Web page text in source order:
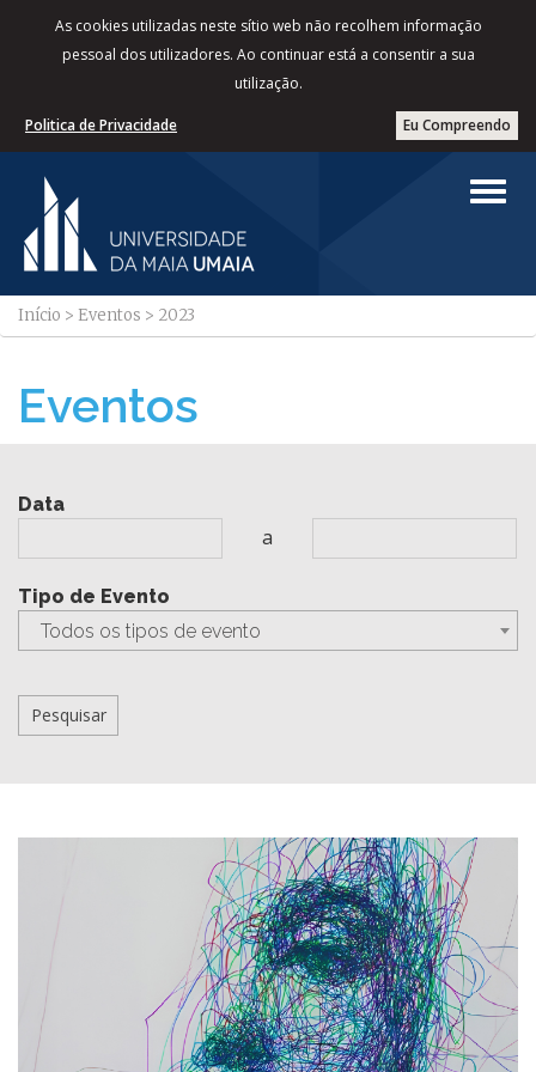
As cookies utilizadas neste sítio web não recolhem informação
pessoal dos utilizadores. Ao continuar está a consentir a sua
utilização.
Eu Compreendo
Politica de Privacidade
Início > Eventos > 2023
Eventos
Data
a
Tipo de Evento
Todos os tipos de evento